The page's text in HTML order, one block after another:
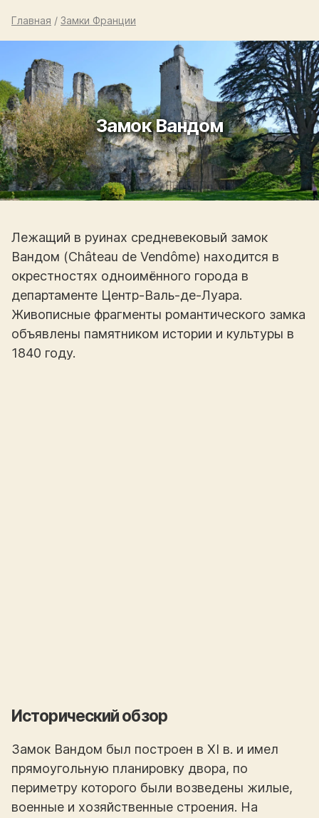
Главная / Замки Франции
Замок Вандом
Лежащий в руинах средневековый замок
Вандом (Château de Vendôme) находится в
окрестностях одноимённого города в
департаменте Центр-Валь-де-Луара.
Живописные фрагменты романтического замка
объявлены памятником истории и культуры в
1840 году.
Исторический обзор
Замок Вандом был построен в XI в. и имел
прямоугольную планировку двора, по
периметру которого были возведены жилые,
военные и хозяйственные строения. На